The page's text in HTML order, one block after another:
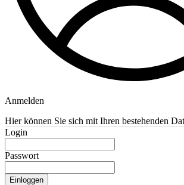
Anmelden
Hier können Sie sich mit Ihren bestehenden
Login
Passwort
Einloggen